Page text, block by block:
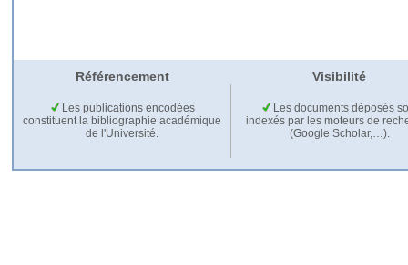
Référencement Visibilité
Les publications encodées
constituent la bibliographie académique
de l'Université.
Les documents déposés
indexés par les moteurs de
(Google Scholar,…).